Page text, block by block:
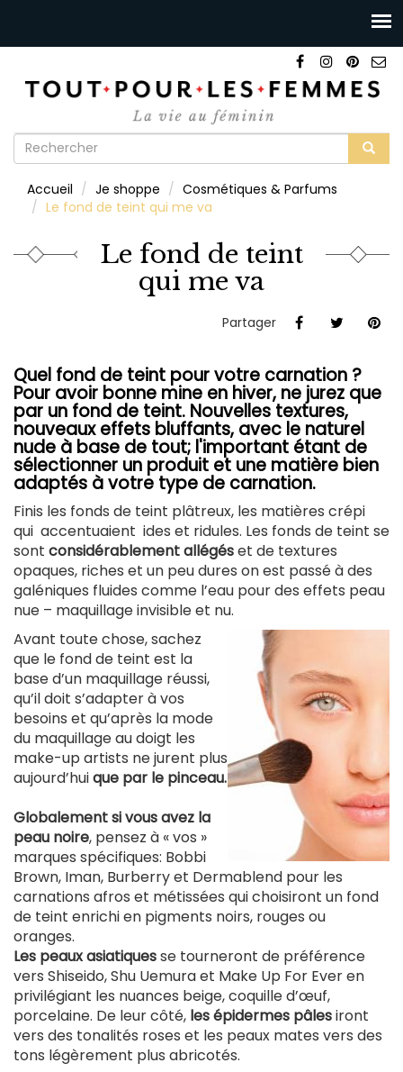
Formulaire
recherche
Accueil Je shoppe
Cosmétiques & Parfums
Le fond de teint qui me va
Le fond de teint
qui me va
Partager
Quel fond de teint pour votre carnation ?
Pour avoir bonne mine en hiver, ne jurez que
par un fond de teint. Nouvelles textures,
nouveaux effets bluffants, avec le naturel
nude à base de tout; l'important étant de
sélectionner un produit et une matière bien
adaptés à votre type de carnation.
Finis les fonds de teint plâtreux, les matières crépi
qui accentuaient ides et ridules. Les fonds de teint se
sont considérablement allégéset de textures
opaques, riches et un peu dures on est passé à des
galéniques fluides comme l’eau pour des effets peau
nue – maquillage invisible et nu.
Avant toute chose, sachez
que le fond de teint est la
base d’un maquillage réussi,
qu’il doit s’adapter à vos
besoins et qu’après la mode
du maquillage au doigt les
make-up artists ne jurent plus
aujourd’huique par le pinceau.
Globalement si vous avez la
peau noire, pensez à « vos »
marques spécifiques: Bobbi
Brown, Iman, Burberry et Dermablend pour les
carnations afros et métissées qui choisiront un fond
de teint enrichi en pigments noirs, rouges ou
oranges.
Les peaux asiatiquesse tourneront de préférence
vers Shiseido, Shu Uemura et Make Up For Ever en
privilégiant les nuances beige, coquille d’œuf,
porcelaine. De leur côté, les épidermes pâlesiront
vers des tonalités roses et les peaux mates vers des
tons légèrement plus abricotés.